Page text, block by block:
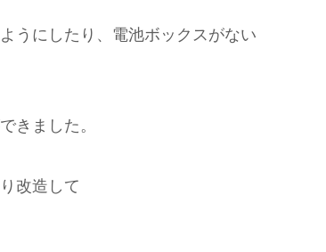
うにしたり、電池ボックスがない
きました。
改造して